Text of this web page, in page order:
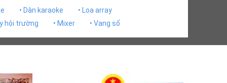
• Dàn karaoke
• Loa array
hội trường • Mixer • Vang số